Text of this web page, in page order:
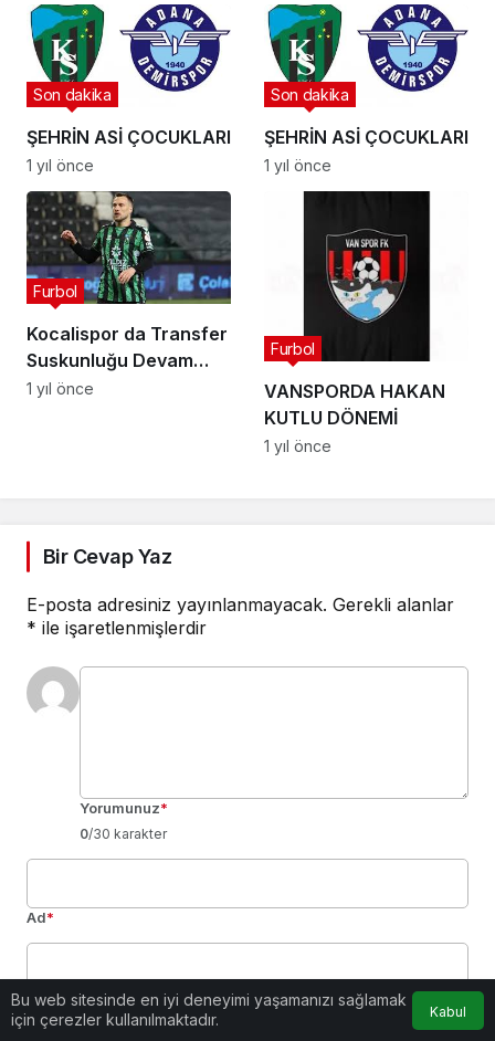
ŞEHRİN ASİ ÇOCUKLARI
Son dakika
1 yıl önce
ŞEHRİN ASİ ÇOCUKLARI
Son dakika
1 yıl önce
Kocalispor da Transfer
Suskunluğu Devam
Ediyor
Furbol
1 yıl önce
VANSPORDA HAKAN
KUTLU DÖNEMİ
Furbol
1 yıl önce
Bir Cevap Yaz
E-posta adresiniz yayınlanmayacak. Gerekli alanlar
* ile işaretlenmişlerdir
Yorumunuz*
0/30 karakter
Ad*
E-Posta*
Bir dahaki sefere yorum yaptığımda kullanılmak üzere adımı, e-
Bu web sitesinde en iyi deneyimi yaşamanızı sağlamak
için çerezler kullanılmaktadır.
Kabul